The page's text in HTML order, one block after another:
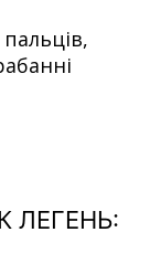
ЛЕГЕНЬ: